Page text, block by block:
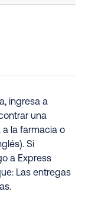
ingresa a
una
a la farmacia o
Si
a Express
Las entregas